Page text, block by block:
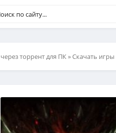
через торрент для ПК»Скачать игры